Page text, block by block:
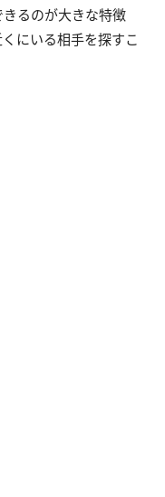
るのが大きな特徴
にいる相手を探すこ